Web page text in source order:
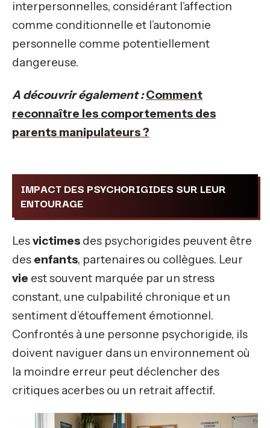
interpersonnelles, considérant l’affection
comme conditionnelle et l’autonomie
personnelle comme potentiellement
dangereuse.
A découvrir également : Comment
reconnaître les comportements des
parents manipulateurs ?
IMPACT DES PSYCHORIGIDES SUR LEUR
ENTOURAGE
Lesvictimes des psychorigides peuvent être
des enfants, partenaires ou collègues. Leur
vie est souvent marquée par un stress
constant, une culpabilité chronique et un
sentiment d’étouffement émotionnel.
Confrontés à une personne psychorigide, ils
doivent naviguer dans un environnement où
la moindre erreur peut déclencher des
critiques acerbes ou un retrait affectif.